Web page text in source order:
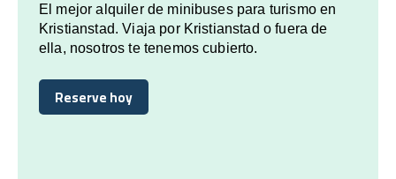
El mejor alquiler de minibuses para turismo en
Kristianstad. Viaja por Kristianstad o fuera de
ella, nosotros te tenemos cubierto.
Reserve hoy
Reserve hoy